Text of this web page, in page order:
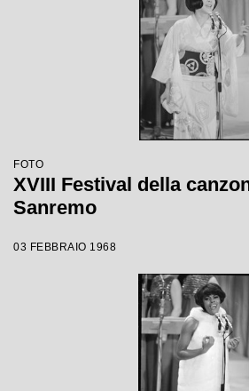
FOTO
XVIII Festival della
Sanremo
03 FEBBRAIO 1968